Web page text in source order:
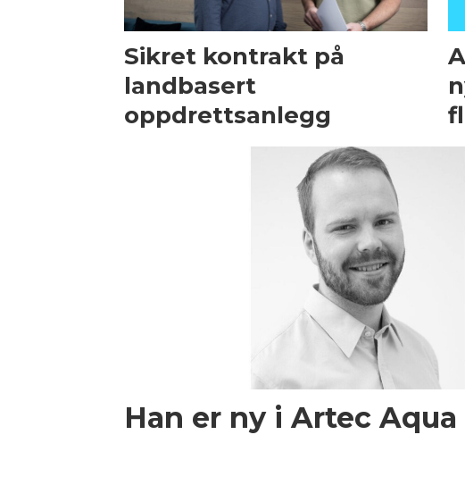
Sikret kontrakt på
landbasert
oppdrettsanlegg
Han er ny i Artec Aqua